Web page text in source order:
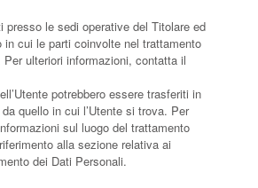
presso le sedi operative del Titolare ed
in cui le parti coinvolte nel trattamento
ulteriori informazioni, contatta il
potrebbero essere trasferiti in
quello in cui l’Utente si trova. Per
sul luogo del trattamento
alla sezione relativa ai
dei Dati Personali.